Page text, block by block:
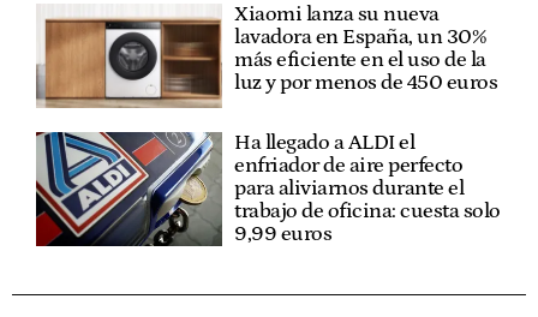
Xiaomi lanza su nueva
lavadora en España, un 30%
más eficiente en el uso de la
luz y por menos de 450 euros
Ha llegado a ALDI el
enfriador de aire perfecto
para aliviarnos durante el
trabajo de oficina: cuesta solo
9,99 euros